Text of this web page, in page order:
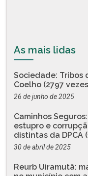
As mais lidas
Sociedade: Tribos
Coelho (2797
26 de junho de 2025
Caminhos
estupro e
distintas da DPCA
30 de abril de 2025
Reurb Uiramutã: